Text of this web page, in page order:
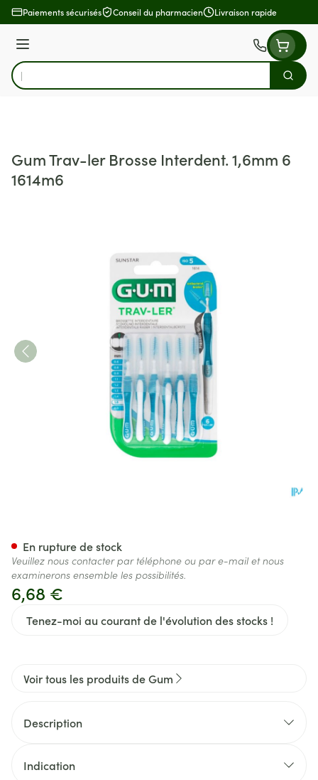
Aller au contenu
Paiements sécurisés Conseil du pharmacien Livraison rapide
Menu
Rechercher
Gum Trav-ler Brosse Interdent. 1,6mm 6
1614m6
6,68 €
Tenez-moi au courant de l'évolution des stocks !
En rupture de stock
Veuillez nous contacter par téléphone ou par e-mail et nous
examinerons ensemble les possibilités.
Voir tous les produits de Gum
Description
Indication